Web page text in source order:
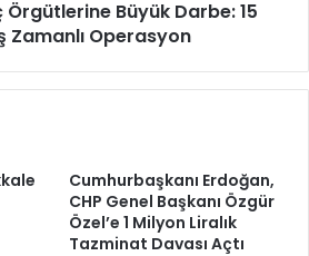
Örgütlerine Büyük Darbe: 15
Zamanlı Operasyon
Cumhurbaşkanı Erdoğan,
CHP Genel Başkanı Özgür
Özel’e 1 Milyon Liralık
Tazminat Davası Açtı